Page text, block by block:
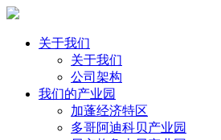
关于我们
关于我们
公司架构
我们的产业园
加蓬经济特区
多哥阿迪科贝产业园